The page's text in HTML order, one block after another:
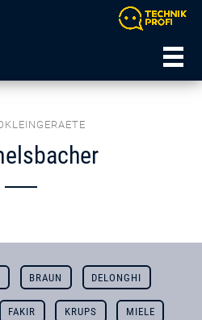
BRAUN DELONGHI
FAKIR KRUPS MIELE